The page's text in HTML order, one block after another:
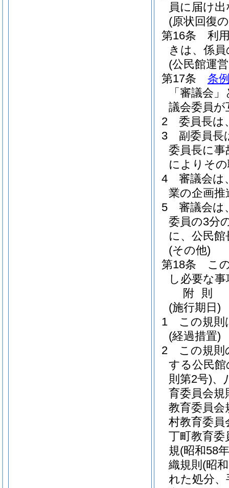
員に届け
(原状回復
第16条
利
きは、係
(公民館運
第17条
条
「審議会
議会委員
2
委員長は
3
副委員長
委員長に
によりそ
4
審議会は
業の企画
5
審議会は
委員の3分
に、公民
(その他)
第18条
こ
し必要な
附 則
(施行期日)
1
この規則
(経過措置)
2
この規則
する公民
則第2号)、
育委員会規
教育委員会
村教育委員
丁町教育委
規(昭和58
織規則 (昭
れた処分